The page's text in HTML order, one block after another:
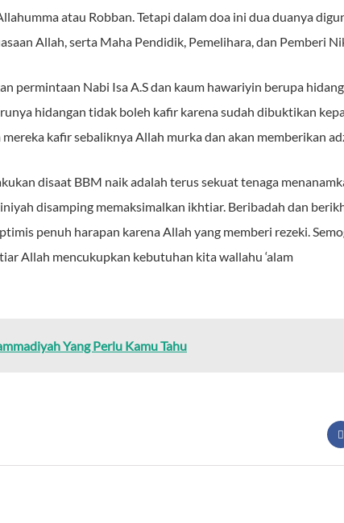
atau Robban. Tetapi dalam doa ini dua duanya
Allah, serta Maha Pendidik, Pemelihara, dan Pemberi
permintaan Nabi Isa A.S dan kaum hawariyin berupa
hidangan tidak boleh kafir karena sudah dibuktikan
kafir sebaliknya Allah murka dan akan memberikan
disaat BBM naik adalah terus sekuat tenaga
disamping memaksimalkan ikhtiar. Beribadah dan
penuh harapan karena Allah yang memberi rezeki.
Allah mencukupkan kebutuhan kita wallahu ‘alam
Yang Perlu Kamu Tahu